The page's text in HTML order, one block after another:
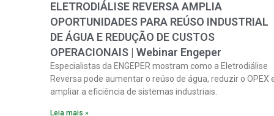
ELETRODIÁLISE REVERSA AMPLIA
OPORTUNIDADES PARA REÚSO INDUSTRIAL
DE ÁGUA E REDUÇÃO DE CUSTOS
OPERACIONAIS | Webinar Engeper
Especialistas da ENGEPER mostram como a Eletrodiálise
Reversa pode aumentar o reúso de água, reduzir o OPEX
ampliar a eficiência de sistemas industriais.
Leia mais »